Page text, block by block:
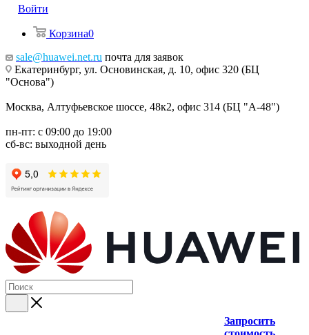
Войти
Корзина0
sale@huawei.net.ru почта для заявок
Екатеринбург, ул. Основинская, д. 10, офис 320 (БЦ
"Основа")
Москва, Алтуфьевское шоссе, 48к2, офис 314 (БЦ "А-48")
пн-пт: с 09:00 до 19:00
сб-вс: выходной день
Запросить